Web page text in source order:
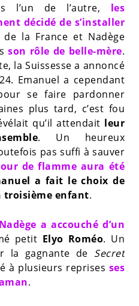
l’un de l’autre, les
décidé de s’installer
la France et Nadège
son rôle de belle-mère.
la Suissesse a annoncé
Emanuel a cependant
se faire pardonner
plus tard, c’est fou
qu’il attendait leur
. Un heureux
pas suffi à sauver
de flamme aura été
a fait le choix de
troisième enfant.
Nadège a accouché d’un
petit Elyo Roméo. Un
la gagnante de Secret
à plusieurs reprises ses
.